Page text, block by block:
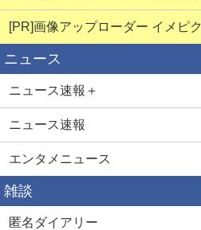
[PR]画像アップローダー イメピク
ニュース
ニュース速報＋
ニュース速報
エンタメニュース
雑談
匿名ダイアリー